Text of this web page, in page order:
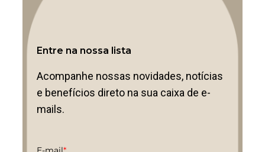
Entre na nossa lista
Acompanhe nossas novidades, notícias
e benefícios direto na sua caixa de e-
mails.